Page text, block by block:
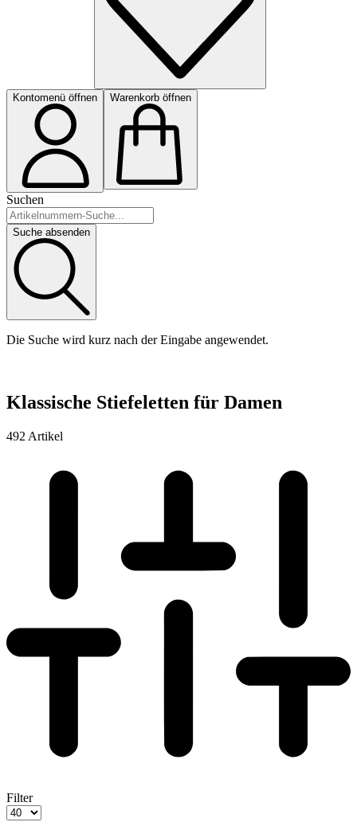
Kontomenü öffnen Warenkorb öffnen
Suchen
Suche absenden
Die Suche wird kurz nach der Eingabe angewendet.
Klassische Stiefeletten für Damen
492 Artikel
Filter